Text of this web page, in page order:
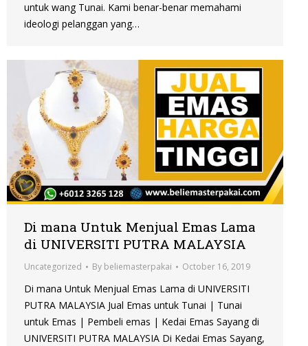
untuk wang Tunai. Kami benar-benar memahami
ideologi pelanggan yang…
Di mana Untuk Menjual Emas Lama
di UNIVERSITI PUTRA MALAYSIA
Uncategorized By beliemasterpakai October 16, 2019
Di mana Untuk Menjual Emas Lama di UNIVERSITI
PUTRA MALAYSIA Jual Emas untuk Tunai | Tunai
untuk Emas | Pembeli emas | Kedai Emas Sayang di
UNIVERSITI PUTRA MALAYSIA Di Kedai Emas Sayang,